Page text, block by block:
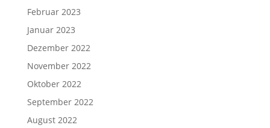
Februar 2023
Januar 2023
Dezember 2022
November 2022
Oktober 2022
September 2022
August 2022